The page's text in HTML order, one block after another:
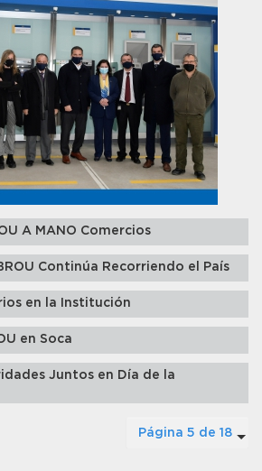
A MANO Comercios
Continúa Recorriendo el País
en la Institución
en Soca
Juntos en Día de la
Página 5 de 18